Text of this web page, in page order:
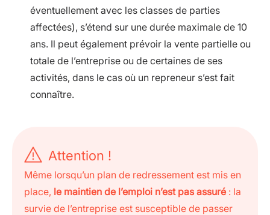
éventuellement avec les classes de parties
affectées), s’étend sur une durée maximale de 10
ans. Il peut également prévoir la vente partielle ou
totale de l’entreprise ou de certaines de ses
activités, dans le cas où un repreneur s’est fait
connaître.
Attention !
Même lorsqu’un plan de redressement est mis en
place, le maintien de l’emploi n’est pas assuré : la
survie de l’entreprise est susceptible de passer